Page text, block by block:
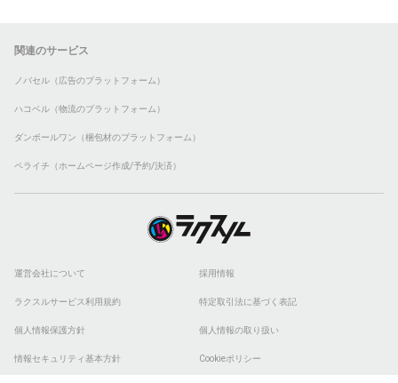
関連のサービス
ノバセル（広告のプラットフォーム）
ハコベル（物流のプラットフォーム）
ダンボールワン（梱包材のプラットフォーム）
ペライチ（ホームページ作成/予約/決済）
運営会社について 採用情報
ラクスルサービス利用規約 特定取引法に基づく表記
個人情報保護方針 個人情報の取り扱い
情報セキュリティ基本方針 Cookieポリシー